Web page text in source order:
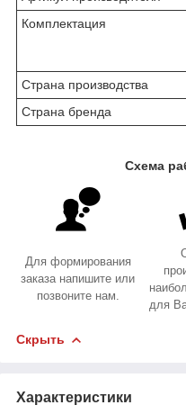
Комплектация
Страна производства
Страна бренда
Схема
Для формирования
заказа напишите или
позвоните нам.
для
Скрыть
Характеристики